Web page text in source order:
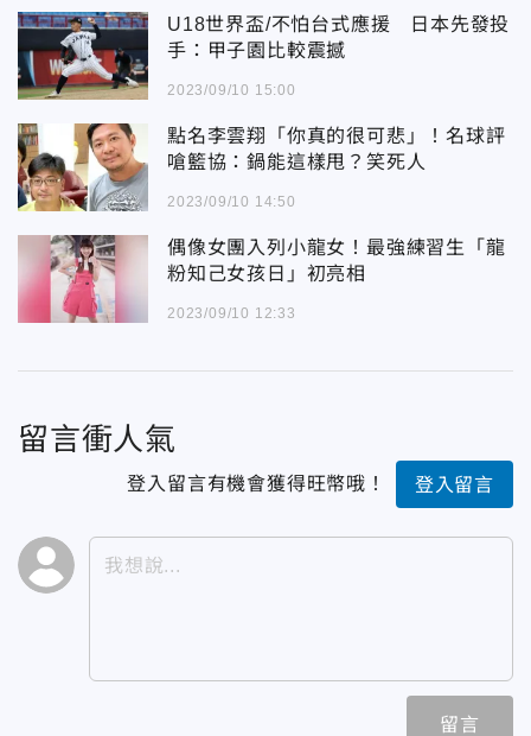
U18世界盃/不怕台式應援 日本先發投
手：甲子園比較震撼
2023/09/10 15:00
點名李雲翔「你真的很可悲」！名球評
嗆籃協：鍋能這樣甩？笑死人
2023/09/10 14:50
偶像女團入列小龍女！最強練習生「龍
粉知己女孩日」初亮相
2023/09/10 12:33
留言衝人氣
登入留言有機會獲得旺幣哦！ 登入留言
留言